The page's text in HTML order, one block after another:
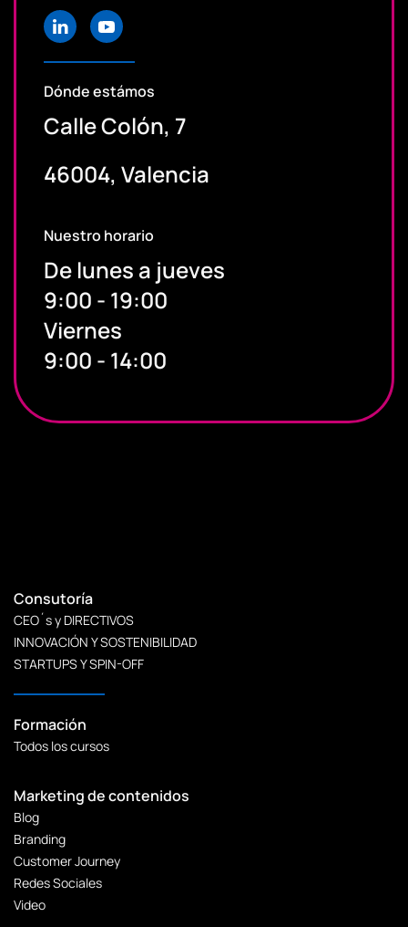
Dónde estámos
Calle Colón, 7
46004, Valencia
Nuestro horario
De lunes a jueves
9:00 - 19:00
Viernes
9:00 - 14:00
Consutoría
CEO´s y DIRECTIVOS
INNOVACIÓN Y SOSTENIBILIDAD
STARTUPS Y SPIN-OFF
Formación
Todos los cursos
Marketing de contenidos
Blog
Branding
Customer Journey
Redes Sociales
Video